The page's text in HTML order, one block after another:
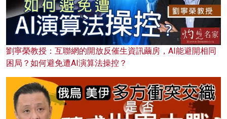
劉寧榮教授：互聯網的開放反催生資訊繭房，AI能避開相同
困局？如何避免遭AI演算法操控？